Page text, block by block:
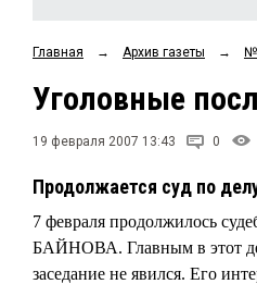
Главная → Архив газеты → №
Уголовные
19 февраля 2007 13:43 0
Продолжается суд по
7 февраля продолжилось
БАЙНОВА. Главным в этот
заседание не явился. Его